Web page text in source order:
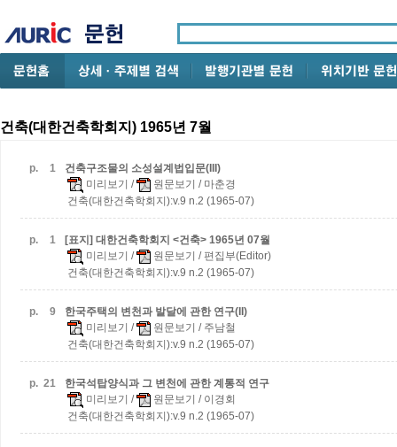
건축(대한건축학회지) 1965년 7월
p. 1
건축구조물의 소성설계법입문(III)
미리보기 / 원문보기 / 마춘경
건축(대한건축학회지):v.9 n.2 (1965-07)
p. 1
[표지] 대한건축학회지 <건축> 1965년 07월
미리보기 / 원문보기 / 편집부(Editor)
건축(대한건축학회지):v.9 n.2 (1965-07)
p. 9
한국주택의 변천과 발달에 관한 연구(II)
미리보기 / 원문보기 / 주남철
건축(대한건축학회지):v.9 n.2 (1965-07)
p. 21
한국석탑양식과 그 변천에 관한 계통적 연구
미리보기 / 원문보기 / 이경회
건축(대한건축학회지):v.9 n.2 (1965-07)